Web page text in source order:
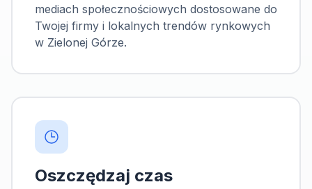
mediach społecznościowych dostosowane do
Twojej firmy i lokalnych trendów rynkowych
w Zielonej Górze.
Oszczędzaj czas